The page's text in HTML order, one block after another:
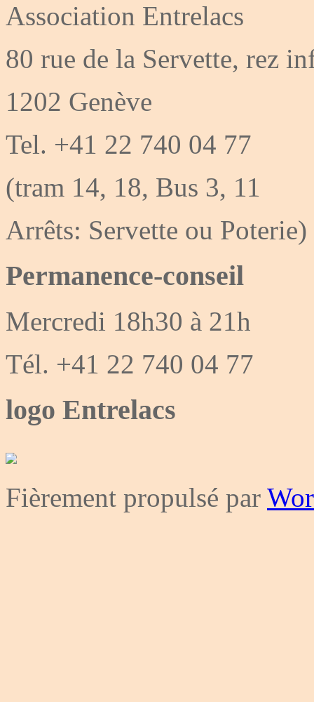
Association Entrelacs
80 rue de la Servette, rez
1202 Genève
Tel. +41 22 740 04 77
(tram 14, 18, Bus 3, 11
Arrêts: Servette ou Poterie)
Permanence-conseil
Mercredi 18h30 à 21h
Tél. +41 22 740 04 77
logo Entrelacs
Fièrement propulsé par